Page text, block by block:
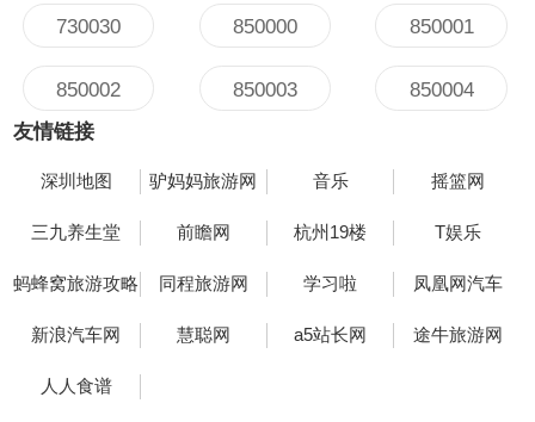
730030 850000 850001
850002 850003
850004
友情链接
深圳地图 驴妈妈旅游网 音乐 摇篮网
三九养生堂 前瞻网 杭州19楼 T娱乐
蚂蜂窝旅游攻略 同程旅游网 学习啦 凤凰网汽车
新浪汽车网 慧聪网 a5站长网 途牛旅游网
人人食谱